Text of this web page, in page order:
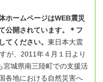
ホームページはWEB震災
公開されています。＊フ
てください。 東日本大震
が、2011年４月１日より
宮城県南三陸町での支援活
各地における自然災害へ